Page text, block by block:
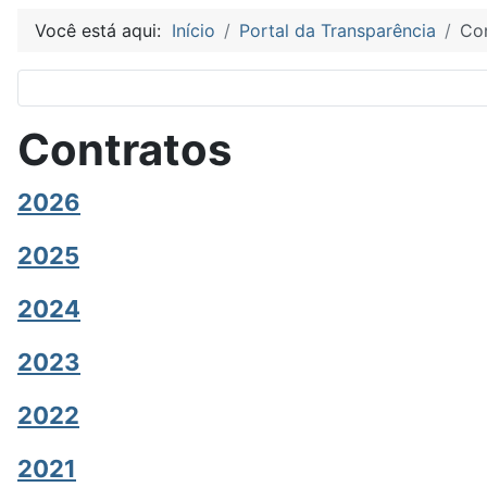
Você está aqui: Início Portal da Transparência
Contratos
2026
2025
2024
2023
2022
2021